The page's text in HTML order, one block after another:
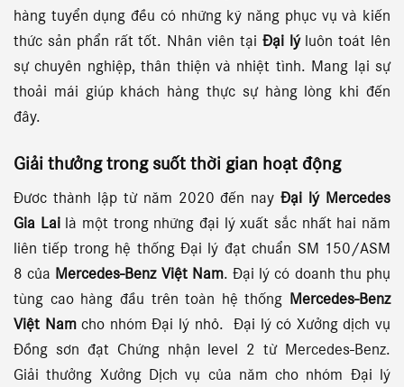
hàng tuyển dụng đều có những kỹ năng phục vụ và kiến
thức sản phẩn rất tốt. Nhân viên tại Đại lýluôn toát lên
sự chuyên nghiệp, thân thiện và nhiệt tình. Mang lại sự
thoải mái giúp khách hàng thực sự hàng lòng khi đến
đây.
Giải thưởng trong suốt thời gian hoạt động
Đươc thành lập từ năm 2020 đến nayĐại lý Mercedes
Gia Lai là một trong những đại lý xuất sắc nhất hai năm
liên tiếp trong hệ thống Đại lý đạt chuẩn SM 150/ASM
8 của Mercedes-Benz Việt Nam. Đại lý có doanh thu phụ
tùng cao hàng đầu trên toàn hệ thống Mercedes-Benz
Việt Namcho nhóm Đại lý nhỏ. Đại lý có Xưởng dịch vụ
Đồng sơn đạt Chứng nhận level 2 từ Mercedes-Benz.
Giải thưởng Xưởng Dịch vụ của năm cho nhóm Đại lý